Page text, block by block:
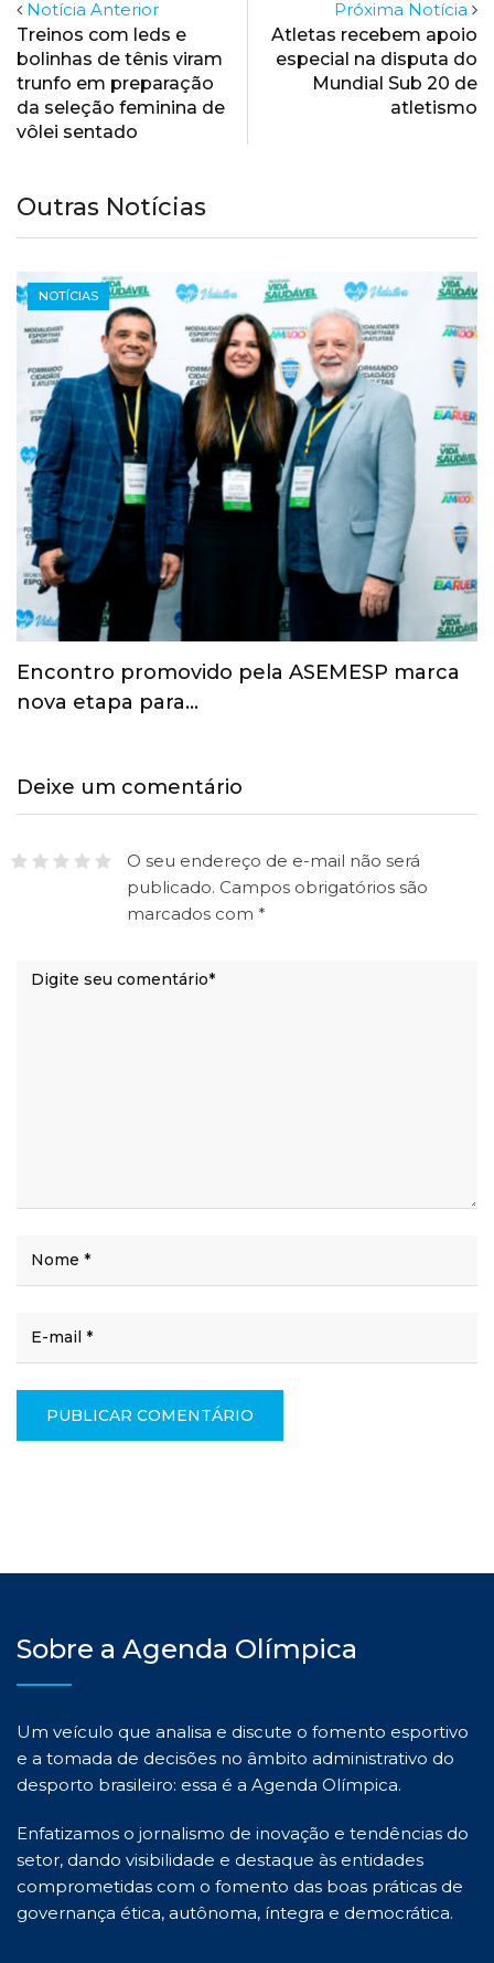
Notícia Anterior
Treinos com leds e
bolinhas de tênis viram
trunfo em preparação
da seleção feminina de
vôlei sentado
Próxima Notícia
Atletas recebem apoio
especial na disputa do
Mundial Sub 20 de
atletismo
Outras Notícias
NOTÍCIAS
Esporte ganha espaço na agenda
econômica e mobiliza…
Deixe um comentário
O seu endereço de e-mail não será
publicado. Campos obrigatórios são
marcados com *
Sobre a Agenda Olímpica
Um veículo que analisa e discute o fomento esportivo
e a tomada de decisões no âmbito administrativo do
desporto brasileiro: essa é a Agenda Olímpica.
Enfatizamos o jornalismo de inovação e tendências do
setor, dando visibilidade e destaque às entidades
comprometidas com o fomento das boas práticas de
governança ética, autônoma, íntegra e democrática.